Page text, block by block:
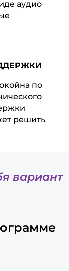
аудио
по
решить
вариант